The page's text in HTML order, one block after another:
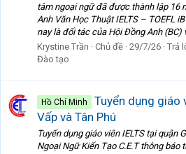
tâm ngoại ngữ đã được thành lập 16
Anh Văn Học Thuật IELTS – TOEFL
nay là đối tác của Hội Đồng Anh (BC)
Krystine Trần
Chủ đề 29/7/26 Trả
Đào tạo
Hồ Chí Minh
Tuyển dụng giáo
Vấp và Tân Phú
Tuyển dụng giáo viên IELTS tại quận
Ngoại Ngữ Kiến Tạo C.E.T thông báo